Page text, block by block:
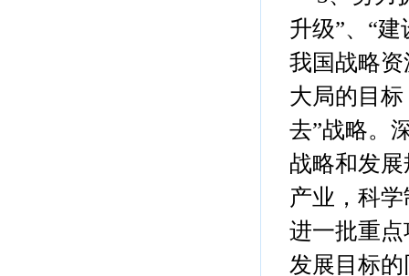
升级”、“
我国战略
大局的目
去”战略。
战略和发
产业，科
进一批重
发展目标